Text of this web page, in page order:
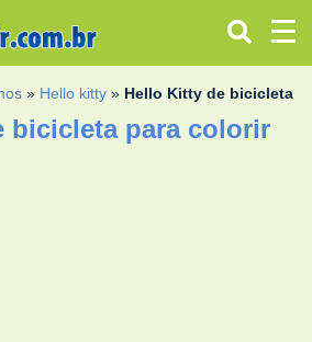
» Hello kitty » Hello Kitty de bicicleta
bicicleta para colorir